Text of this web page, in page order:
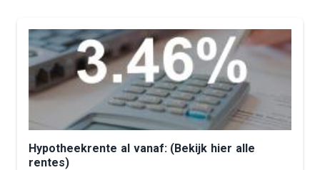
Hypotheekrente al vanaf: (Bekijk hier alle
rentes)